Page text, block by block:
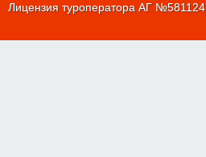
Лицензия туроператора АГ №581124